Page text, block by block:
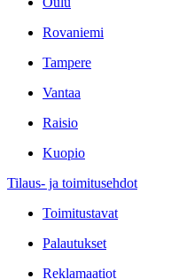
Rovaniemi
Tampere
Vantaa
Raisio
Kuopio
Tilaus- ja toimitusehdot
Toimitustavat
Palautukset
Reklamaatiot